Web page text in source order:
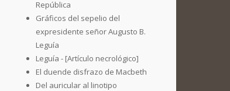
República
Gráficos del sepelio del
expresidente señor Augusto B.
Leguía
Leguía - [Artículo necrológico]
El duende disfrazo de Macbeth
Del auricular al linotipo